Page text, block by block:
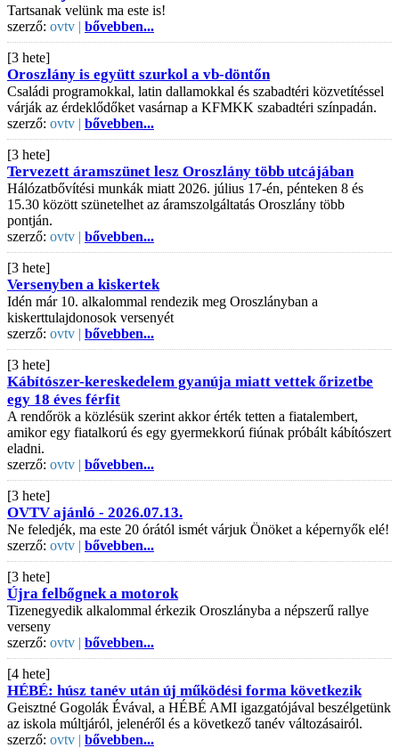
Tartsanak velünk ma este is!
szerző: ovtv | bővebben...
[3 hete]
Oroszlány is együtt szurkol a vb-döntőn
Családi programokkal, latin dallamokkal és szabadtéri közvetítéssel
várják az érdeklődőket vasárnap a KFMKK szabadtéri színpadán.
szerző: ovtv | bővebben...
[3 hete]
Tervezett áramszünet lesz Oroszlány több utcájában
Hálózatbővítési munkák miatt 2026. július 17-én, pénteken 8 és
15.30 között szünetelhet az áramszolgáltatás Oroszlány több
pontján.
szerző: ovtv | bővebben...
[3 hete]
Versenyben a kiskertek
Idén már 10. alkalommal rendezik meg Oroszlányban a
kiskerttulajdonosok versenyét
szerző: ovtv | bővebben...
[3 hete]
Kábítószer-kereskedelem gyanúja miatt vettek őrizetbe
egy 18 éves férfit
A rendőrök a közlésük szerint akkor érték tetten a fiatalembert,
amikor egy fiatalkorú és egy gyermekkorú fiúnak próbált kábítószert
eladni.
szerző: ovtv | bővebben...
[3 hete]
OVTV ajánló - 2026.07.13.
Ne feledjék, ma este 20 órától ismét várjuk Önöket a képernyők elé!
szerző: ovtv | bővebben...
[3 hete]
Újra felbőgnek a motorok
Tizenegyedik alkalommal érkezik Oroszlányba a népszerű rallye
verseny
szerző: ovtv | bővebben...
[4 hete]
HÉBÉ: húsz tanév után új működési forma következik
Geisztné Gogolák Évával, a HÉBÉ AMI igazgatójával beszélgetünk
az iskola múltjáról, jelenéről és a következő tanév változásairól.
szerző: ovtv | bővebben...